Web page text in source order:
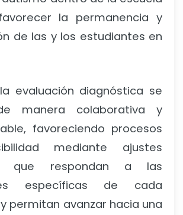
la permanencia y
de las y los estudiantes en
evaluación diagnóstica se
manera colaborativa y
favoreciendo procesos
mediante ajustes
que respondan a las
específicas de cada
permitan avanzar hacia una